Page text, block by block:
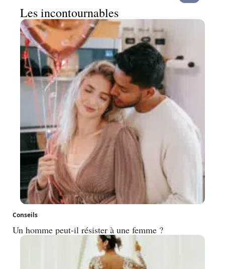
Les incontournables
Conseils
Un homme peut-il résister à une femme ?